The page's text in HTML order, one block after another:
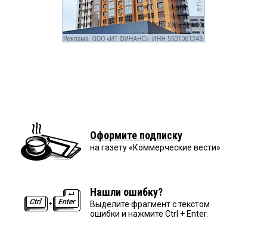
Оформите подписку
на газету «Коммерческие вести»
Нашли ошибку?
Выделите фрагмент с текстом
ошибки и нажмите Ctrl + Enter.